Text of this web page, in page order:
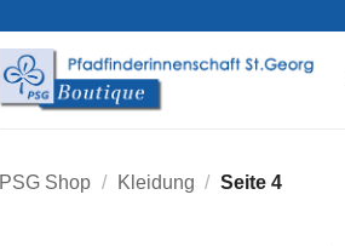
PSG Shop / Kleidung / Seite 4